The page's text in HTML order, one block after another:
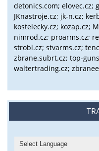
detonics.com; elovec.cz;
JKnastroje.cz; jk-n.cz;
kostelecky.cz; kozap.cz;
nimrod.cz; proarms.cz;
strobl.cz; stvarms.cz;
zbrane.subrt.cz; top-
waltertrading.cz;